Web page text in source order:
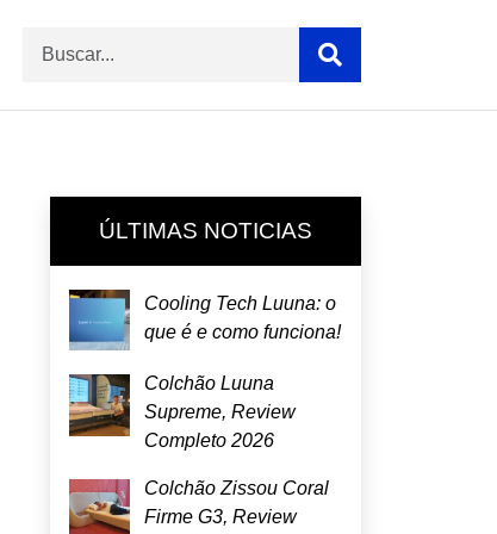
ÚLTIMAS NOTICIAS
Cooling Tech Luuna: o
que é e como funciona!
Colchão Luuna
Supreme, Review
Completo 2026
Colchão Zissou Coral
Firme G3, Review